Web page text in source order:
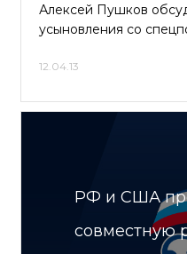
Алексей Пушков
усыновления со
12.04.13
РФ и США
совместную